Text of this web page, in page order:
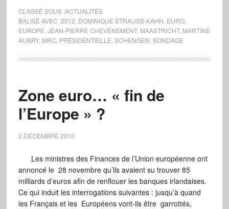
CLASSÉ SOUS :ACTUALITÉS
BALISÉ AVEC :2012 DOMINIQUE STRAUSS-KAHN EURO,
EUROPE JEAN-PIERRE CHEVÈNEMENT, MAASTRICHT, MARTINE
AUBRY, MRC PRÉSIDENTIELLE SCHENGEN SONDAGE
Zone euro… « fin de
l’Europe » ?
2 DÉCEMBRE 2010
Les ministres des Finances de l’Union européenne ont
annoncé le 28 novembre qu’ils avaient su trouver 85
milliards d’euros afin de renflouer les banques irlandaises.
Ce qui induit les interrogations suivantes : jusqu’à quand
les Français et les Européens vont-ils être garrottés,